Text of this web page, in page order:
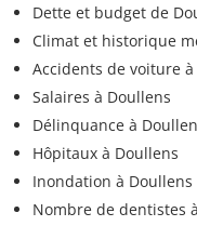
Dette et budget de
Climat et historique
Accidents de voiture
Salaires à Doullens
Délinquance à
Hôpitaux à Doullens
Inondation à Doullens
Nombre de dentistes